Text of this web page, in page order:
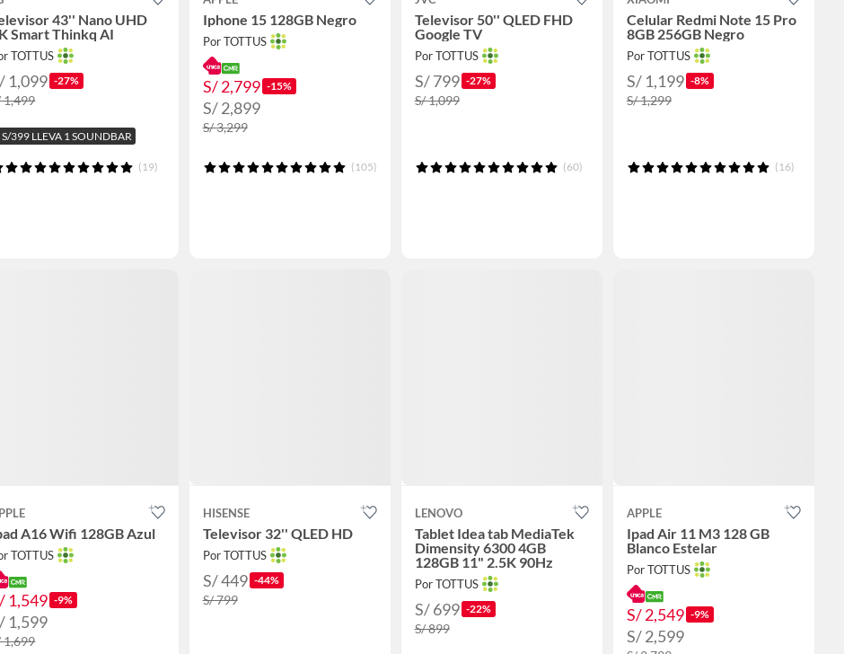
43'' Nano UHD
Smart Thinkq AI
TOTTUS
1,099 -27%
1,499
S/399 LLEVA 1 SOUNDBAR
(19)
Iphone 15 128GB Negro
Por TOTTUS
S/ 2,799 -15%
S/ 2,899
S/ 3,299
(105)
Televisor 50'' QLED FHD
Google TV
Por TOTTUS
S/ 799 -27%
S/ 1,099
(60)
Celular Redmi Note 15 Pro
8GB 256GB Negro
Por TOTTUS
S/ 1,199 -8%
S/ 1,299
(16)
A16 Wifi 128GB Azul
TOTTUS
1,549 -9%
1,599
1,699
HISENSE
Televisor 32'' QLED HD
Por TOTTUS
S/ 449 -44%
S/ 799
LENOVO
Tablet Idea tab MediaTek
Dimensity 6300 4GB
128GB 11" 2.5K 90Hz
Por TOTTUS
S/ 699 -22%
S/ 899
APPLE
Ipad Air 11 M3 128 GB
Blanco Estelar
Por TOTTUS
S/ 2,549 -9%
S/ 2,599